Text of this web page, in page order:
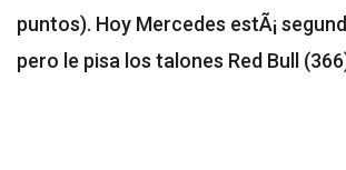
puntos). Hoy Mercedes estÃ¡
pero le pisa los talones Red Bull